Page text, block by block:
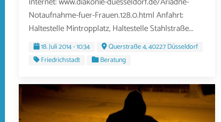
Notaufnahme-fuer-Frauen.128.0.html Anfahrt:
Haltestelle Mintropplatz, Haltestelle Stahlstraße...
18. Juli 2014 - 10:34
Querstraße 4, 40227 Düsseldorf
Friedrichstadt
Beratung